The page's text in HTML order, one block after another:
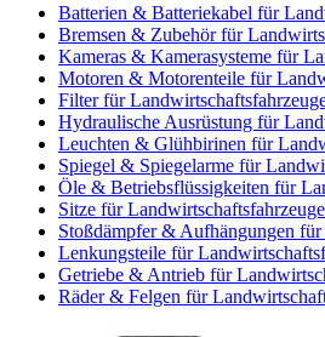
Batterien & Batteriekabel für
Bremsen & Zubehör für
Kameras & Kamerasysteme für
Motoren & Motorenteile für
Filter für
Hydraulische Ausrüstung für
Leuchten & Glühbirinen für
Spiegel & Spiegelarme für
Öle & Betriebsflüssigkeiten für
Sitze für Landwirtschaftsfahrzeuge
Stoßdämpfer & Aufhängungen
Lenkungsteile für
Getriebe & Antrieb für
Räder & Felgen für